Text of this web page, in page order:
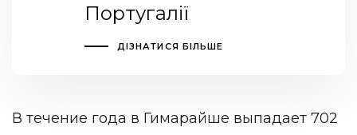
Португалії
ДІЗНАТИСЯ БІЛЬШЕ
В течение года в Гимарайше выпадает 702